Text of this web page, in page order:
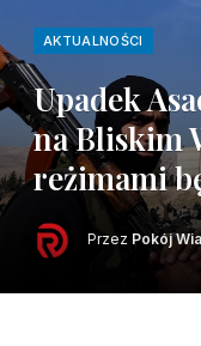
AKTUALNOŚCI
Upadek
na Bliskim
reżimami
Przez Pokój